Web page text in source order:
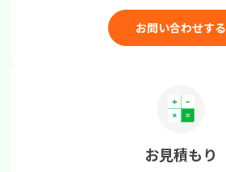
お問い合わせする
お見積もり